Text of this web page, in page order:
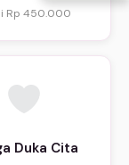
Rp 450.000
Duka Cita